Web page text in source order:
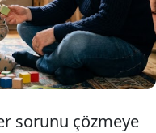
gelişiminde önemli rol
sorunu çözmeye